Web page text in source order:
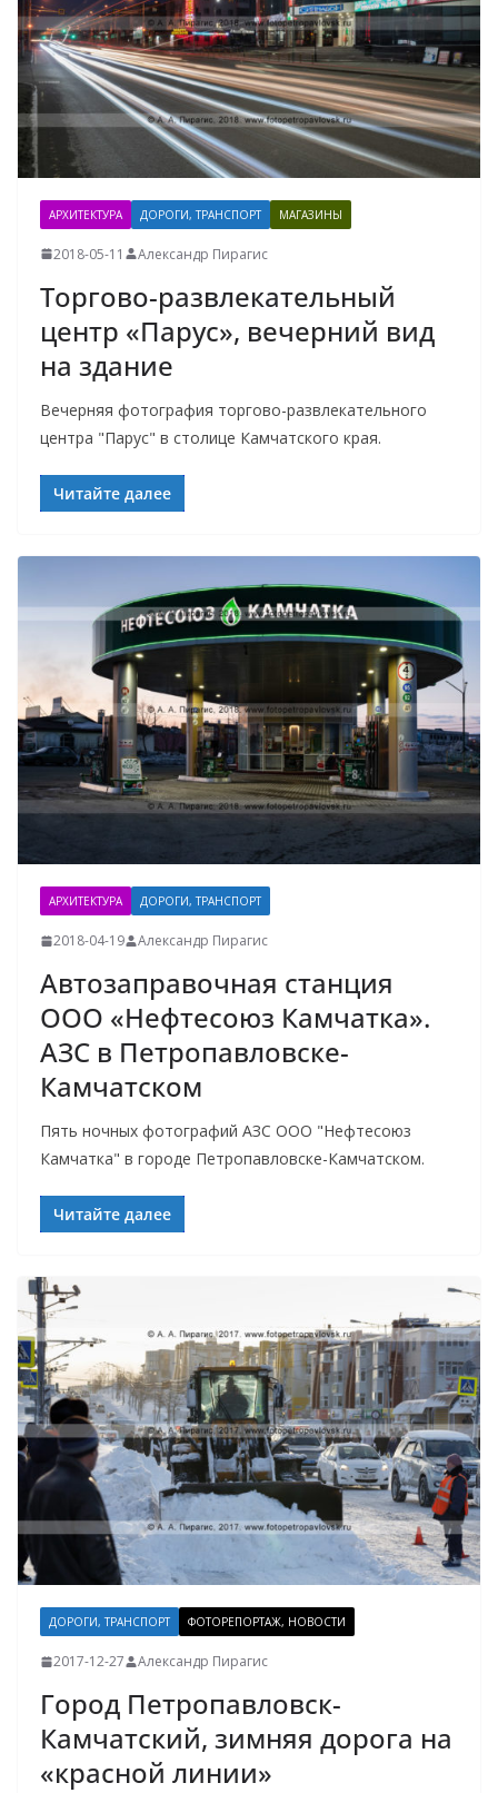
АРХИТЕКТУРА ДОРОГИ, ТРАНСПОРТ МАГАЗИНЫ
2018-05-11 Александр Пирагис
Торгово-развлекательный
центр «Парус», вечерний вид
на здание
Вечерняя фотография торгово-развлекательного
центра "Парус" в столице Камчатского края.
Читайте далее
АРХИТЕКТУРА ДОРОГИ, ТРАНСПОРТ
2018-04-19 Александр Пирагис
Автозаправочная станция
ООО «Нефтесоюз Камчатка».
АЗС в Петропавловске-
Камчатском
Пять ночных фотографий АЗС ООО "Нефтесоюз
Камчатка" в городе Петропавловске-Камчатском.
Читайте далее
ДОРОГИ, ТРАНСПОРТ ФОТОРЕПОРТАЖ, НОВОСТИ
2017-12-27 Александр Пирагис
Город Петропавловск-
Камчатский, зимняя дорога на
«красной линии»